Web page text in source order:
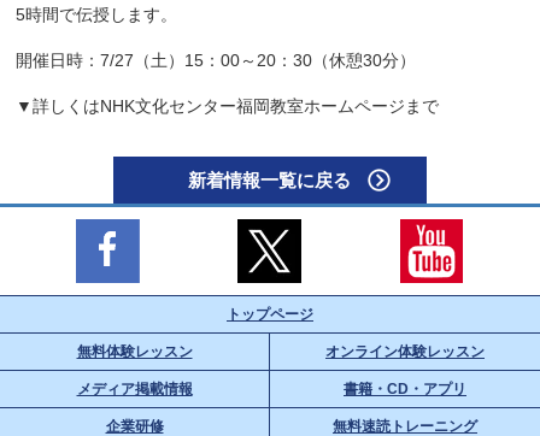
5時間で伝授します。
開催日時：7/27（土）15：00～20：30（休憩30分）
▼詳しくはNHK文化センター福岡教室ホームページまで
新着情報一覧に戻る
トップページ
無料体験レッスン オンライン体験レッスン
メディア掲載情報 書籍・CD・アプリ
企業研修 無料速読トレーニング